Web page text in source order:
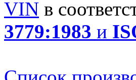
VIN в
3779:1983 и